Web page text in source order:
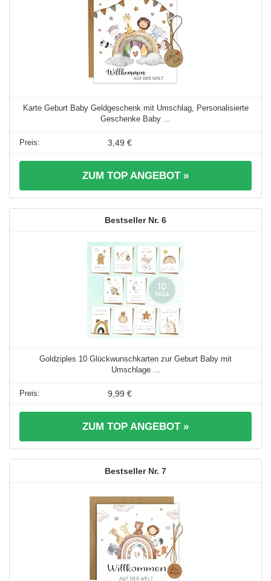
Karte Geburt Baby Geldgeschenk mit Umschlag, Personalisierte
Geschenke Baby ...
3,49 €
ZUM TOP ANGEBOT »
6
Goldziples 10 Glückwunschkarten zur Geburt Baby mit
Umschlage ...
9,99 €
ZUM TOP ANGEBOT »
7